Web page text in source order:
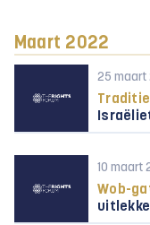
Maart 2022
25 maart
10 maart
Wob-